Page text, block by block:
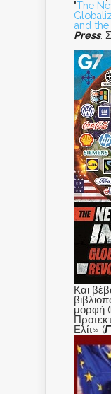
"The
and the
Press.
Και
μορφή
Ελίτ» (